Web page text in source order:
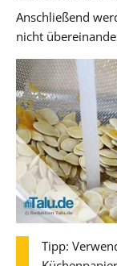
Anschließend
nicht
Tipp: